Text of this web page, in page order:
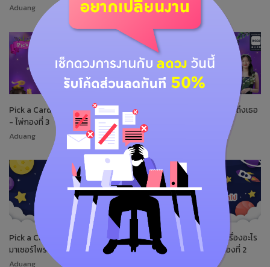
Aduang Aduang
Pick a Card กำลังใจจากไพ่ถึงเธอ
- ไพ่กองที่ 3
Aduang
Pick a Card กำลังใจจากไพ่ถึงเธอ
- ไพ่กองที่ 4
Aduang
Pick a Card จักรวาลจะมีเรื่องอะไร
มาเซอร์ไพรส์คุณ? - ไพ่กองที่ 1
Aduang
Pick a Card จักรวาลจะมีเรื่องอะไร
มาเซอร์ไพรส์คุณ? - ไพ่กองที่ 2